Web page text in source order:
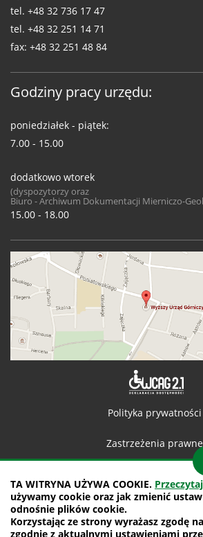
TA WITRYNA UŻYWA COOKIE.
używamy cookie oraz jak zmienić
odnośnie plików cookie.
Korzystając ze strony wyrażasz zgodę
zgodnie z aktualnymi ustawieniami
tel. +48 32 736 17 47
tel. +48 32 251 14 71
fax: +48 32 251 48 84
Godziny pracy urzędu:
poniedziałek - piątek:
7.00 - 15.00
dodatkowo wtorek
(dyspozytorzy oraz
Biuro - Archiwum Dokumentacji Mierniczo-
15.00 - 18.00
Polityka prywatności
Zastrzeżenia prawne
Mapa witryny
projekt: IntraCOM.pl